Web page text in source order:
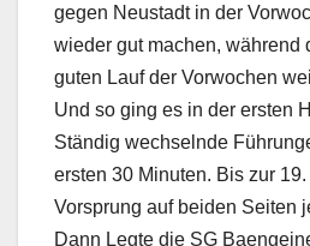
gegen Neustadt in der
wieder gut machen, während
guten Lauf der Vorwochen
Und so ging es in der ersten
Ständig wechselnde
ersten 30 Minuten. Bis zur
Vorsprung auf beiden Seiten
Dann Legte die SG